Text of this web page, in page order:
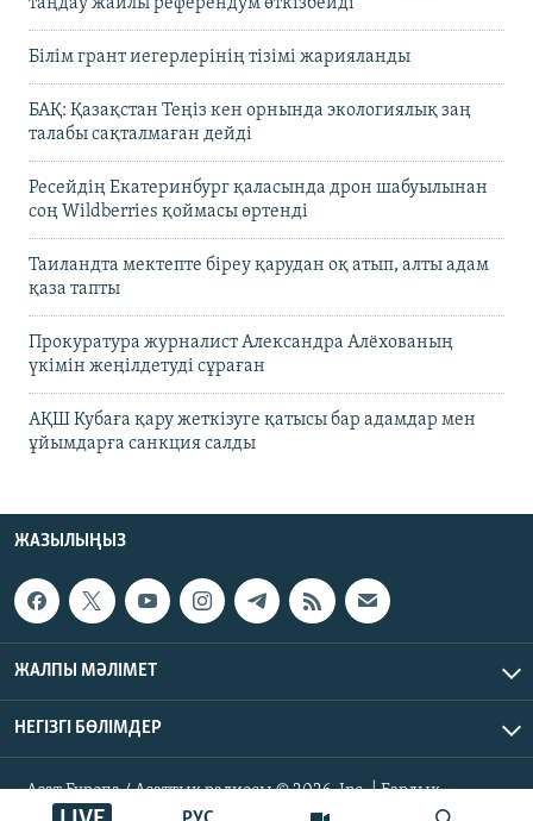
Білім грант иегерлерінің тізімі жарияланды
БАҚ: Қазақстан Теңіз кен орнында экологиялық заң
талабы сақталмаған дейді
Ресейдің Екатеринбург қаласында дрон шабуылынан
соң Wildberries қоймасы өртенді
Таиландта мектепте біреу қарудан оқ атып, алты адам
қаза тапты
Прокуратура журналист Александра Алёхованың
үкімін жеңілдетуді сұраған
АҚШ Кубаға қару жеткізуге қатысы бар адамдар мен
ұйымдарға санкция салды
ЖАЗЫЛЫҢЫЗ
ЖАЛПЫ МӘЛІМЕТ
НЕГІЗГІ БӨЛІМДЕР
Азат Еуропа / Азаттық радиосы © 2026, Inc. | Барлық
құқықтары қорғалған